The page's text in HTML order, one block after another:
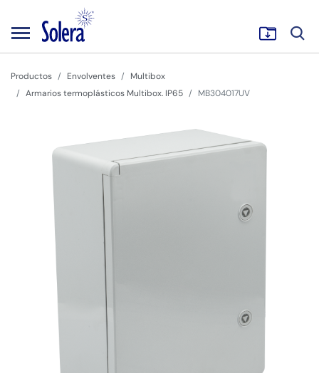
Productos Envolventes
Multibox
Armarios termoplásticos Multibox. IP65
MB304017UV